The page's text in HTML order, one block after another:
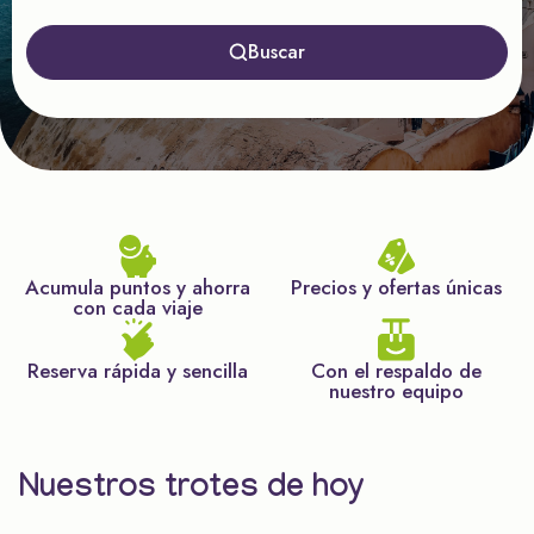
Buscar
Acumula puntos y ahorra
con cada viaje
Precios y ofertas únicas
Reserva rápida y sencilla Con el respaldo de
nuestro equipo
Nuestros trotes de hoy